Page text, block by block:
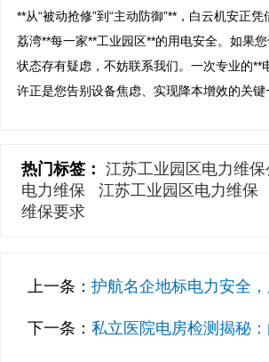
**从“被动抢修”到“主动防御”**，白云机安正
荔湾**每一家**工业园区**的用电安全。如果
状态存有疑虑，不妨联系我们。一次专业的**
热门标签： 江苏工业园区电力维保
电力维保
江苏工业园区电力维保
维保要求
上一条： 护航名企地标电力安全，广州10kv电房维保
下一条： 私立医院电房检测揭秘：白云机安预防性试